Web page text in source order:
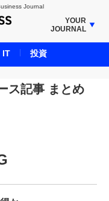
Journal
YOUR
JOURNAL
JOURNAL
ス記事 まとめ
IT 投資